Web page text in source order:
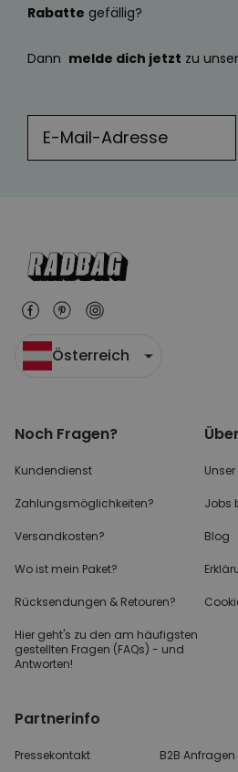
Rabatte gefällig?
Dann melde dich jetzt zu
Österreich
Noch Fragen?
Kundendienst
Zahlungsmöglichkeiten?
Versandkosten?
Wo ist mein Paket?
Rücksendungen & Retouren?
Hier geht's zu den am häufigsten
gestellten Fragen (FAQs) - und
Antworten!
Jobs
Blog
Partnerinfo
Pressekontakt B2B Anfragen